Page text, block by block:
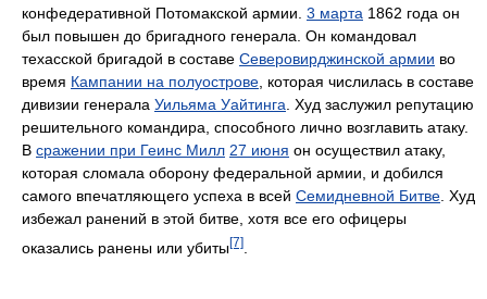
конфедеративной Потомакской армии. 3 марта 1862 года он
был повышен до бригадного генерала. Он командовал
техасской бригадой в составе Северовирджинской армии во
время Кампании на полуострове , которая числилась в составе
дивизии генерала Уильяма Уайтинга . Худ заслужил репутацию
решительного командира, способного лично возглавить атаку.
В сражении при Геинс Милл 27 июня он осуществил атаку,
которая сломала оборону федеральной армии, и добился
самого впечатляющего успеха в всей Семидневной Битве . Худ
избежал ранений в этой битве, хотя все его офицеры
оказались ранены или убиты[7]